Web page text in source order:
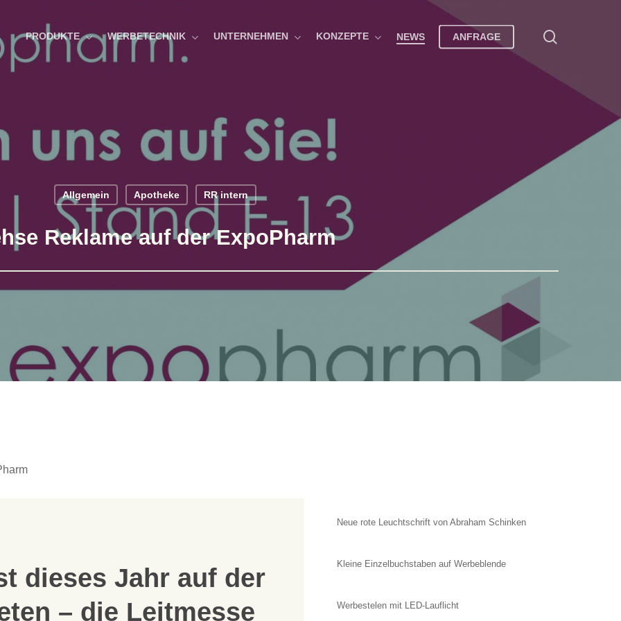
PRODUKTE WERBETECHNIK UNTERNEHMEN KONZEPTE NEWS ANFRAGE
Allgemein Apotheke RR intern
Reklame auf der ExpoPharm
dieses Jahr auf der
– die Leitmesse
Neue rote Leuchtschrift von Abraham Schinken
Kleine Einzelbuchstaben auf Werbeblende
Werbestelen mit LED-Lauflicht